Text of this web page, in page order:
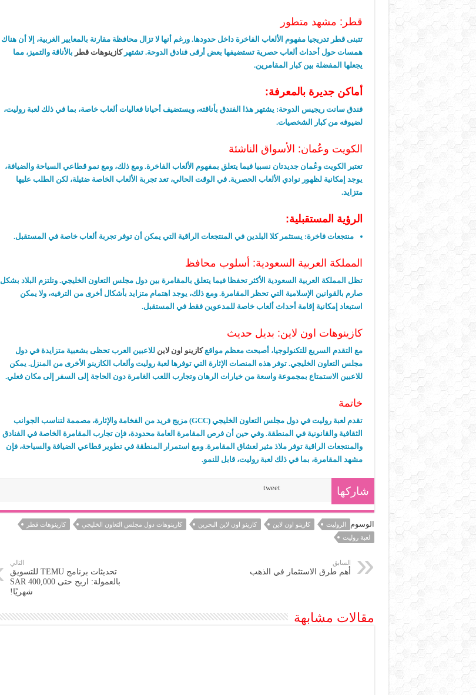
قطر: مشهد متطور
تتبنى قطر تدريجيا مفهوم الألعاب الفاخرة داخل حدودها. ورغم أنها لا تزال محافظة مقارنة بالمعايير الغربية، إلا أن هناك
همسات حول أحداث ألعاب حصرية تستضيفها بعض أرقى فنادق الدوحة. تشتهركازينوهات قطر بالأناقة والتميز، مما
يجعلها المفضلة بين كبار المقامرين.
أماكن جديرة بالمعرفة:
فندق سانت ريجيس الدوحة: يشتهر هذا الفندق بأناقته، ويستضيف أحيانا فعاليات ألعاب خاصة، بما في ذلك لعبة روليت،
لضيوفه من كبار الشخصيات.
الكويت وعُمان: الأسواق الناشئة
تعتبر الكويت وعُمان جديدتان نسبيا فيما يتعلق بمفهوم الألعاب الفاخرة. ومع ذلك، ومع نمو قطاعي السياحة والضيافة،
يوجد إمكانية لظهور نوادي الألعاب الحصرية. في الوقت الحالي، تعد تجربة الألعاب الخاصة ضئيلة، لكن الطلب عليها
متزايد.
الرؤية المستقبلية:
منتجعات فاخرة: يستثمر كلا البلدين في المنتجعات الراقية التي يمكن أن توفر تجربة ألعاب خاصة في المستقبل.
المملكة العربية السعودية: أسلوب محافظ
تظل المملكة العربية السعودية الأكثر تحفظا فيما يتعلق بالمقامرة بين دول مجلس التعاون الخليجي. وتلتزم البلاد بشكل
صارم بالقوانين الإسلامية التي تحظر المقامرة. ومع ذلك، يوجد اهتمام متزايد بأشكال أخرى من الترفيه، ولا يمكن
استبعاد إمكانية إقامة أحداث ألعاب خاصة للمدعوين فقط في المستقبل.
كازينوهات اون لاين: بديل حديث
مع التقدم السريع للتكنولوجيا، أصبحت معظم مواقعكازينو اون لاين للاعبين العرب تحظى بشعبية متزايدة في دول
مجلس التعاون الخليجي. توفر هذه المنصات الإثارة التي توفرها لعبة روليت وألعاب الكازينو الأخرى من المنزل. يمكن
للاعبين الاستمتاع بمجموعة واسعة من خيارات الرهان وتجارب اللعب الغامرة دون الحاجة إلى السفر إلى مكان فعلي.
خاتمة
تقدم لعبة روليت في دول مجلس التعاون الخليجي (GCC) مزيج فريد من الفخامة والإثارة، مصممة لتناسب الجوانب
الثقافية والقانونية في المنطقة. وفي حين أن فرص المقامرة العامة محدودة، فإن تجارب المقامرة الخاصة في الفنادق
والمنتجعات الراقية توفر ملاذ مثير لعشاق المقامرة. ومع استمرار المنطقة في تطوير قطاعي الضيافة والسياحة، فإن
مشهد المقامرة، بما في ذلك لعبة روليت، قابل للنمو.
شاركها tweet
الوسوم الروليت كازينو اون لاين كازينو اون لاين البحرين كازينوهات دول مجلس التعاون الخليجي
كازينوهات قطر
لعبة روليت
السابق
أهم طرق الاستثمار في الذهب
التالي
تحديثات برنامج TEMU للتسويق
بالعمولة: اربح حتى SAR 400,000
شهريًا!
مقالات مشابهة